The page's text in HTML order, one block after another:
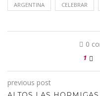
ARGENTINA CELEBRAR
0
1
previous post